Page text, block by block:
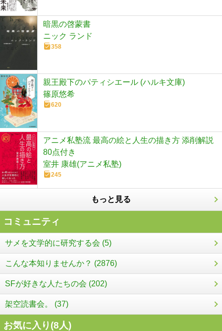
暗黒の啓蒙書
ニック ランド
358
親王殿下のパティシエール (ハルキ文庫)
篠原悠希
620
アニメ私塾流 最高の絵と人生の描き方 添削解説
80点付き
室井 康雄(アニメ私塾)
245
もっと見る
コミュニティ
サメを文学的に研究する会 (5)
こんな本知りませんか？ (2876)
SFが好きな人たちの会 (202)
架空読書会。 (37)
お気に入り(8人)